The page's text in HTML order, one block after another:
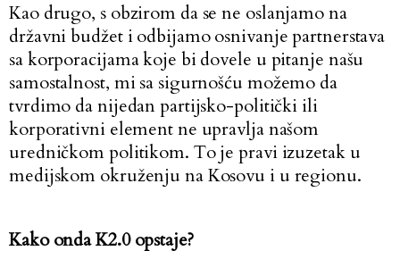
Kao drugo, s obzirom da se ne oslanjamo na
državni budžet i odbijamo osnivanje partnerstava
sa korporacijama koje bi dovele u pitanje našu
samostalnost, mi sa sigurnošću možemo da
tvrdimo da nijedan partijsko-politički ili
korporativni element ne upravlja našom
uredničkom politikom. To je pravi izuzetak u
medijskom okruženju na Kosovu i u regionu.
Kako onda K2.0 opstaje?